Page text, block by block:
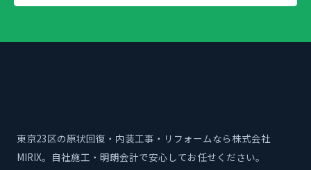
東京23区の原状回復・内装工事・リフォームなら株式会社
MIRIX。自社施工・明朗会計で安心してお任せください。